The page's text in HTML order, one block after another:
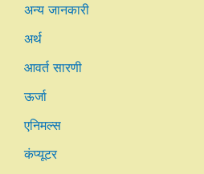
अन्य जानकारी
अर्थ
आवर्त सारणी
ऊर्जा
एनिमल्स
कंप्यूटर